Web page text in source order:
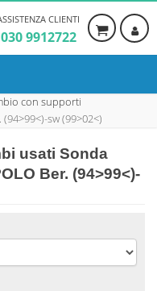
CLIENTI
030 9912722
con supporti
sw (99>02<)
usati Sonda
Ber. (94>99<)-